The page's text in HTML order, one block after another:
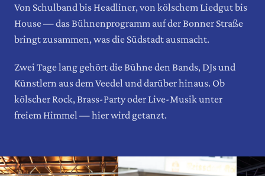
Von Schulband bis Headliner, von kölschem Liedgut bis
House — das Bühnenprogramm auf der Bonner Straße
bringt zusammen, was die Südstadt ausmacht.
Zwei Tage lang gehört die Bühne den Bands, DJs und
Künstlern aus dem Veedel und darüber hinaus. Ob
kölscher Rock, Brass-Party oder Live-Musik unter
freiem Himmel — hier wird getanzt.